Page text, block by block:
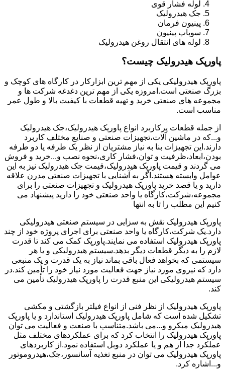
لوله فشار قوی
جک هیدرولیک
پینیون فرمان
سوپاپ پینیون
لوله های انتقال روغن هیدرولیک
پاورپک هیدرولیک چیست؟
پاورپک هیدرولیکی یکی از مهم ترین ابزارکار در کارگاه های کوچک و
بزرگ صنعتی است.امروزه یکی از مهم ترین دغدغه شرکت ها و
مجموعه های صنعتی خرید و تهیه قطعات با کیفیت بالا و طول عمر
مناسب است.
از جمله قطعات پرکاربرد انواع پاورپک هیدرولیک،جک هیدرولیک
و...که در ماشین آلات،تجهیزات صنعتی و صنایع مختلف کاربرد
دارند.این تجهیزات بنا به نیاز مشتریان از نظر یک طرفه یا دو طرفه
بودن،ابعاد،ظرفیت و توان،فشار کاری،نحوه نصب و...خرید و فروش
می گردند و قیمت پاورپک هیدرولیک،قیمت جک هیدرولیک نیز به این
عوامل وابسته هستند.اگر به آشنایی با تجهیزات صنعتی مدرن علاقه
دارید و یا قصد خرید پاورپک هیدرولیک و تجهیزات صنعتی را برای
مجموعه،شرکت،کارگاه یا واحد صنعتی خود را دارید پیشنهاد می
کنیم این مطلب را تا به انتها
پاورپک هیدرولیک نقش به سزایی در سیستم صنعتی هیدرولیکی
دارد.یک شرکت،کارگاه یا واحد صنعتی برای اجرای پروژه خود از چند
پاورپک هیدرولیک استفاده می نمایند.پاورپک کمک می کند تا قدرت
لازم را به دیگر قطعات دیگر بدهد.سیستم هیدرولیکی و یا هر
سیستمی که بخواهد فعال باقی بماند نیاز به یک قدرت و یک منبعی
دارد که نیروی مورد نیاز جهت فعالیت مورد نیاز خود را تأمین کند.در
سیستم هیدرولیکی این منبع قدرت را پاورپک هیدرولیک تأمین می
کند.
پاورپک هیدرولیک از نظر فنی از انواع فیلتر بازگشتی و مکشی
تشکیل شده است که شامل پاورپک هیدرولیک استاندارد و یا پاورپک
هیدرولیک میکرو و...می باشد.متناسب با صنعت و فعالیت می توان
پاورپک هیدرولیک را انتخاب کرد که برای عملکردهای مختلف مثل
عملکرد جدا از هم و یا عملکرد دوبل استفاده نمود.از کاربردهای
پاورپک هیدرولیک می توان در منبع تغذیه آسانسور،جک،هیدروموتور
و...اشاره کرد.